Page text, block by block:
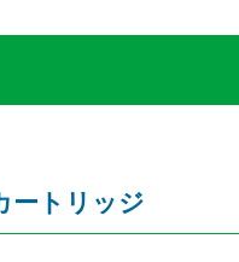
ートリッジ